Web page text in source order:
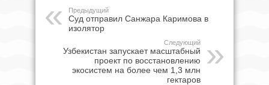
Предыдущий
Суд отправил Санжара Каримова в
изолятор
Следующий
Узбекистан запускает масштабный
проект по восстановлению
экосистем на более чем 1,3 млн
гектаров